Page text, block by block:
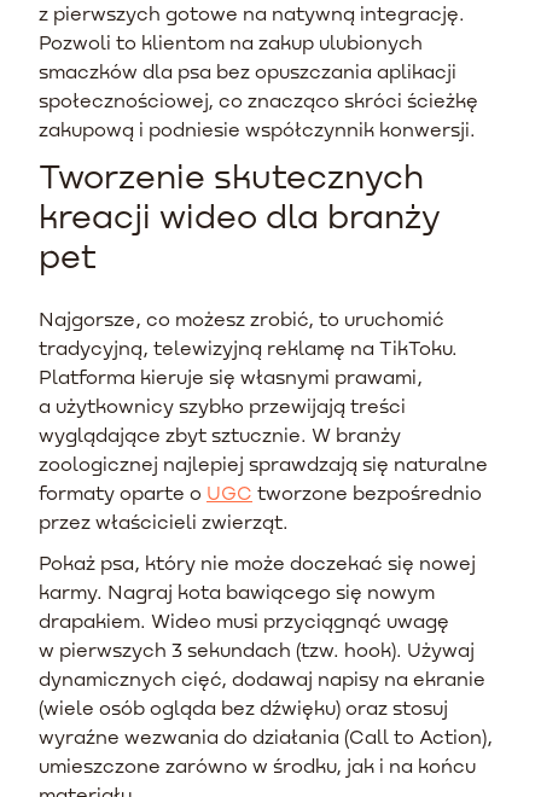
z pierwszych gotowe na natywną integrację.
Pozwoli to klientom na zakup ulubionych
smaczków dla psa bez opuszczania aplikacji
społecznościowej, co znacząco skróci ścieżkę
zakupową i podniesie współczynnik konwersji.
Tworzenie skutecznych
kreacji wideo dla branży
pet
Najgorsze, co możesz zrobić, to uruchomić
tradycyjną, telewizyjną reklamę na TikToku.
Platforma kieruje się własnymi prawami,
a użytkownicy szybko przewijają treści
wyglądające zbyt sztucznie. W branży
zoologicznej najlepiej sprawdzają się naturalne
formaty oparte o UGC tworzone bezpośrednio
przez właścicieli zwierząt.
Pokaż psa, który nie może doczekać się nowej
karmy. Nagraj kota bawiącego się nowym
drapakiem. Wideo musi przyciągnąć uwagę
w pierwszych 3 sekundach (tzw. hook). Używaj
dynamicznych cięć, dodawaj napisy na ekranie
(wiele osób ogląda bez dźwięku) oraz stosuj
wyraźne wezwania do działania (Call to Action),
umieszczone zarówno w środku, jak i na końcu